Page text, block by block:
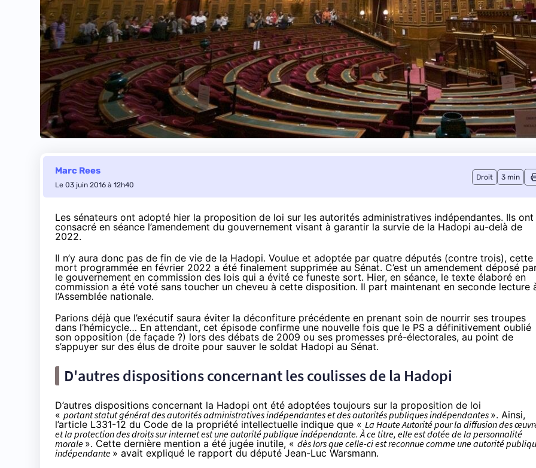
Marc Rees
Le 03 juin 2016 à 12h40
Droit 3 min
Les sénateurs ont adopté hier la proposition de loi sur les autorités administratives indépendantes. Ils ont
consacré en séance l’amendement du gouvernement visant à garantir la survie de la Hadopi au-delà de
2022.
Il n’y aura donc pas de fin de vie de la Hadopi. Voulue et adoptée par quatre députés (contre trois), cette
mort programmée en février 2022 a été finalement supprimée au Sénat. C’est un amendement déposé
le gouvernement en commission des lois qui a évité ce funeste sort. Hier, en séance, le texte élaboré en
commission a été voté sans toucher un cheveu à cette disposition. Il part maintenant en seconde lecture
l’Assemblée nationale.
Parions déjà que l’exécutif saura éviter la déconfiture précédente en prenant soin de nourrir ses troupes
dans l’hémicycle… En attendant, cet épisode confirme une nouvelle fois que le PS a définitivement oublié
son opposition (de façade ?) lors des débats de 2009 ou ses promesses pré-électorales, au point de
s’appuyer sur des élus de droite pour sauver le soldat Hadopi au Sénat.
D'autres dispositions concernant les coulisses de la Hadopi
D’autres dispositions concernant la Hadopi ont été adoptées toujours sur la proposition de loi
« portant statut général des autorités administratives indépendantes et des autorités publiques indépendantes ». Ainsi,
l’article L331-12 du Code de la propriété intellectuelle indique que « La Haute Autorité pour la diffusion des
et la protection des droits sur internet est une autorité publique indépendante. À ce titre, elle est dotée de la personnalité
morale ». Cette dernière mention a été jugée inutile, « dès lors que celle-ci est reconnue comme une autorité
indépendante » avait expliqué le rapport du député Jean-Luc Warsmann.